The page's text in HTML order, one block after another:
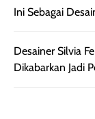
Ini Sebagai
Desainer Silvia
Dikabarkan Jadi